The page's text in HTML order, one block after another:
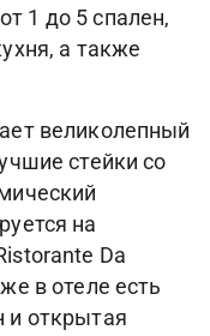
1 до 5 спален,
а также
великолепный
стейки со
на
Da
в отеле есть
и открытая